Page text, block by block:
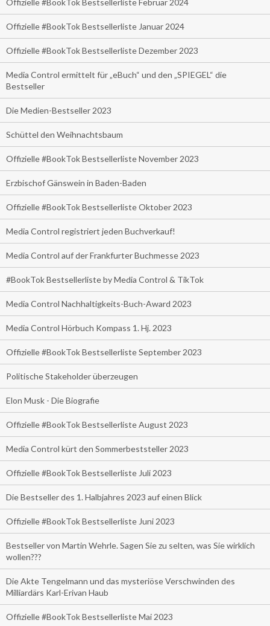
Offizielle #BookTok Bestsellerliste Februar 2024
Offizielle #BookTok Bestsellerliste Januar 2024
Offizielle #BookTok Bestsellerliste Dezember 2023
Media Control ermittelt für „eBuch“ und den „SPIEGEL“ die
Bestseller
Die Medien-Bestseller 2023
Schüttel den Weihnachtsbaum
Offizielle #BookTok Bestsellerliste November 2023
Erzbischof Gänswein in Baden-Baden
Offizielle #BookTok Bestsellerliste Oktober 2023
Media Control registriert jeden Buchverkauf!
Media Control auf der Frankfurter Buchmesse 2023
#BookTok Bestsellerliste by Media Control & TikTok
Media Control Nachhaltigkeits-Buch-Award 2023
Media Control Hörbuch Kompass 1. Hj. 2023
Offizielle #BookTok Bestsellerliste September 2023
Politische Stakeholder überzeugen
Elon Musk - Die Biografie
Offizielle #BookTok Bestsellerliste August 2023
Media Control kürt den Sommerbeststeller 2023
Offizielle #BookTok Bestsellerliste Juli 2023
Die Bestseller des 1. Halbjahres 2023 auf einen Blick
Offizielle #BookTok Bestsellerliste Juni 2023
Bestseller von Martin Wehrle. Sagen Sie zu selten, was Sie wirklich
wollen???
Die Akte Tengelmann und das mysteriöse Verschwinden des
Milliardärs Karl-Erivan Haub
Offizielle #BookTok Bestsellerliste Mai 2023